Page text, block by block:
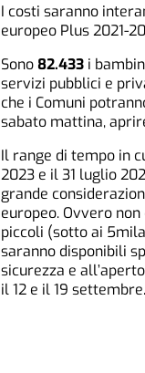
I costi saranno
europeo Plus 2021-
Sono 82.433 i
servizi pubblici e
che i Comuni
sabato mattina,
Il range di tempo in
2023 e il 31 luglio
grande
europeo. Ovvero
piccoli (sotto ai
saranno disponibili
sicurezza e
il 12 e il 19 settembre.